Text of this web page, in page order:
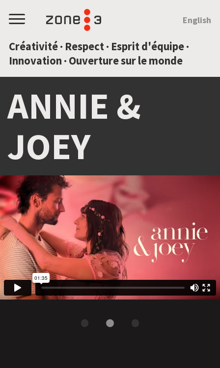
Menu
Créativité · Respect · Esprit d'équipe ·
Innovation · Ouverture sur le monde
English
HORS RÉSEAU :
L'EXPÉRIENCE